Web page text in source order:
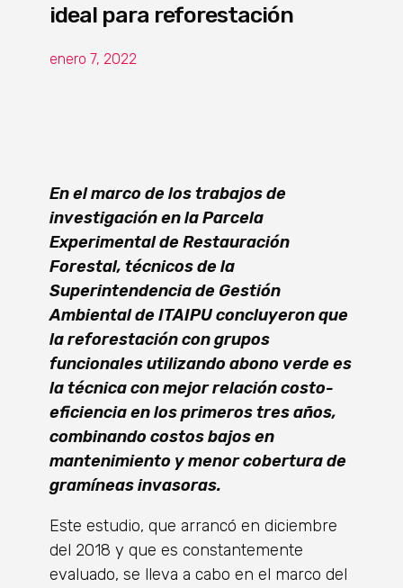
ideal para reforestación
enero 7, 2022
En el marco de los trabajos de
investigación en la Parcela
Experimental de Restauración
Forestal, técnicos de la
Superintendencia de Gestión
Ambiental de ITAIPU concluyeron que
la reforestación con grupos
funcionales utilizando abono verde es
la técnica con mejor relación costo-
eficiencia en los primeros tres años,
combinando costos bajos en
mantenimiento y menor cobertura de
gramíneas invasoras.
Este estudio, que arrancó en diciembre
del 2018 y que es constantemente
evaluado, se lleva a cabo en el marco del